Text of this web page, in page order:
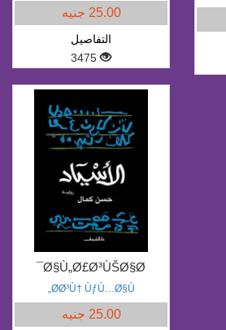
25.00 جنيه
التفاصيل
3475
Ø§Ù„Ø£Ø³ÙŠØ§Ø¯
Ø­Ø³Ù† ÙƒÙ…Ø§Ù„
25.00 جنيه